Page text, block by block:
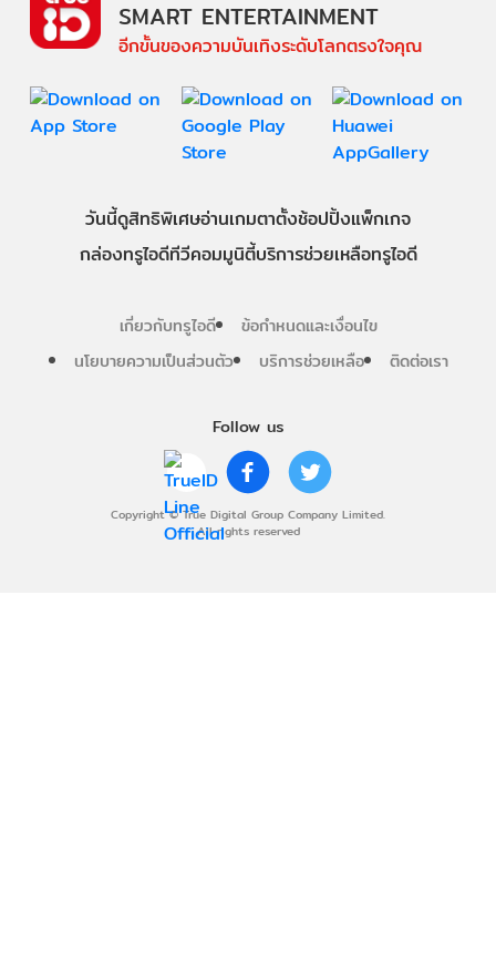
Follow us
Copyright © True Digital Group Company Limited.
All rights reserved
SMART ENTERTAINMENT
อีกขั้นของความบันเทิงระดับโลกตรงใจคุณ
วันนี้ดูสิทธิพิเศษอ่านเกมตาตั้งช้อปปิ้งแพ็กเกจ
กล่องทรูไอดีทีวีคอมมูนิตี้บริการช่วยเหลือทรูไอดี
เกี่ยวกับทรูไอดี
ข้อกำหนดและเงื่อนไข
นโยบายความเป็นส่วนตัว
บริการช่วยเหลือ ติดต่อเรา